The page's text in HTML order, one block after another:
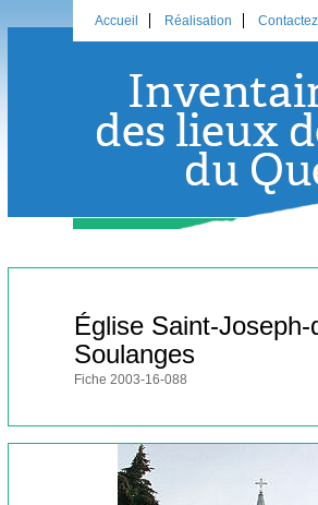
Accueil Réalisation
Église Saint-Joseph-
Soulanges
Fiche 2003-16-088